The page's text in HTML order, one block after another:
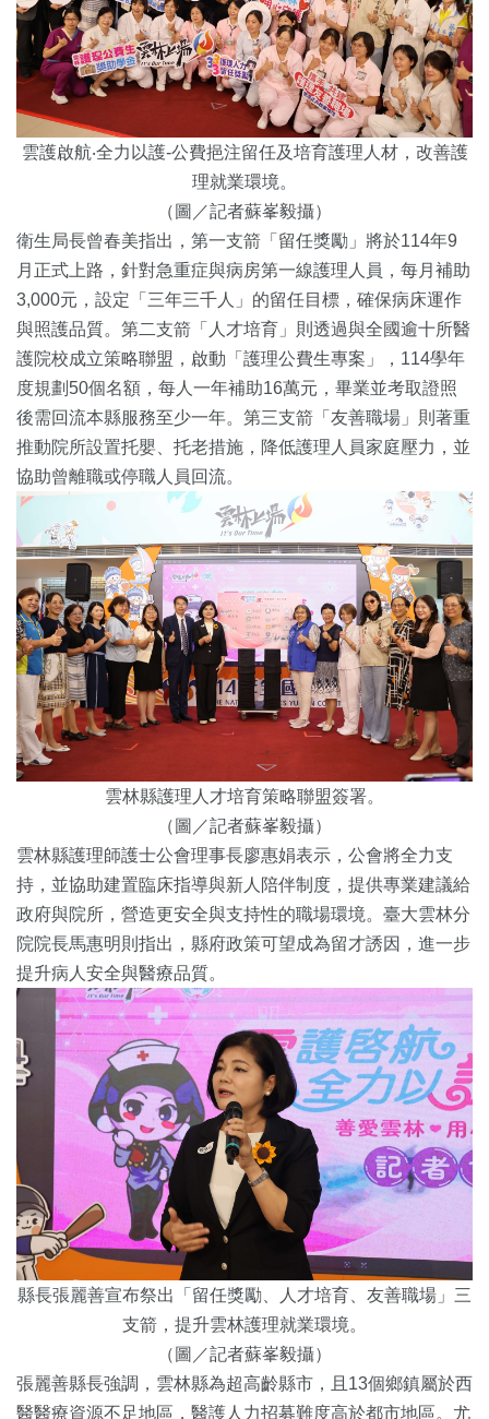
雲護啟航‧全力以護-公費挹注留任及培育護理人材，改善護
理就業環境。
（圖／記者蘇峯毅攝）
衛生局長曾春美指出，第一支箭「留任獎勵」將於114年9
月正式上路，針對急重症與病房第一線護理人員，每月補助
3,000元，設定「三年三千人」的留任目標，確保病床運作
與照護品質。第二支箭「人才培育」則透過與全國逾十所醫
護院校成立策略聯盟，啟動「護理公費生專案」，114學年
度規劃50個名額，每人一年補助16萬元，畢業並考取證照
後需回流本縣服務至少一年。第三支箭「友善職場」則著重
推動院所設置托嬰、托老措施，降低護理人員家庭壓力，並
協助曾離職或停職人員回流。
雲林縣護理人才培育策略聯盟簽署。
（圖／記者蘇峯毅攝）
雲林縣護理師護士公會理事長廖惠娟表示，公會將全力支
持，並協助建置臨床指導與新人陪伴制度，提供專業建議給
政府與院所，營造更安全與支持性的職場環境。臺大雲林分
院院長馬惠明則指出，縣府政策可望成為留才誘因，進一步
提升病人安全與醫療品質。
縣長張麗善宣布祭出「留任獎勵、人才培育、友善職場」三
支箭，提升雲林護理就業環境。
（圖／記者蘇峯毅攝）
張麗善縣長強調，雲林縣為超高齡縣市，且13個鄉鎮屬於西
醫醫療資源不足地區，醫護人力招募難度高於都市地區。尤